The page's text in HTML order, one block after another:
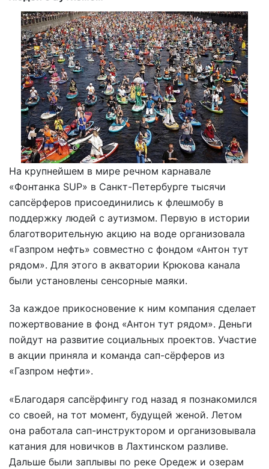
На крупнейшем в мире речном карнавале
«Фонтанка SUP» в Санкт-Петербурге тысячи
сапсёрферов присоединились к флешмобу в
поддержку людей с аутизмом. Первую в истории
благотворительную акцию на воде организовала
«Газпром нефть» совместно с фондом «Антон тут
рядом». Для этого в акватории Крюкова канала
были установлены сенсорные маяки.
За каждое прикосновение к ним компания сделает
пожертвование в фонд «Антон тут рядом». Деньги
пойдут на развитие социальных проектов. Участие
в акции приняла и команда сап-сёрферов из
«Газпром нефти».
«Благодаря сапсёрфингу год назад я познакомился
со своей, на тот момент, будущей женой. Летом
она работала сап-инструктором и организовывала
катания для новичков в Лахтинском разливе.
Дальше были заплывы по реке Оредеж и озерам